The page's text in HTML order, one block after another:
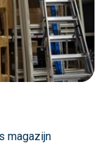
magazijn